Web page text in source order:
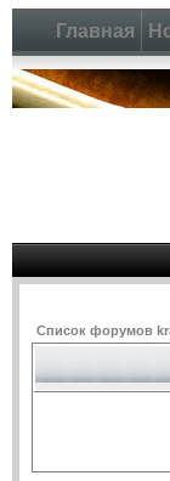
Главная
Список форумов